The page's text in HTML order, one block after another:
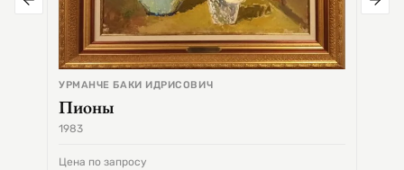
УРМАНЧЕ БАКИ ИДРИСОВИЧ
Пионы
1983
Цена по запросу